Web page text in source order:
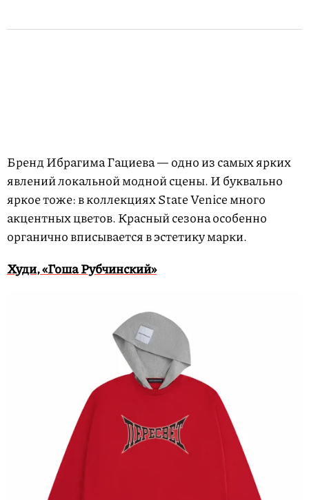
Бренд Ибрагима Гациева — одно из самых ярких
явлений локальной модной сцены. И буквально
яркое тоже: в коллекциях State Venice много
акцентных цветов. Красный сезона особенно
органично вписывается в эстетику марки.
Худи, «Гоша Рубчинский»